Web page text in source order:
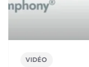
VIDÉO